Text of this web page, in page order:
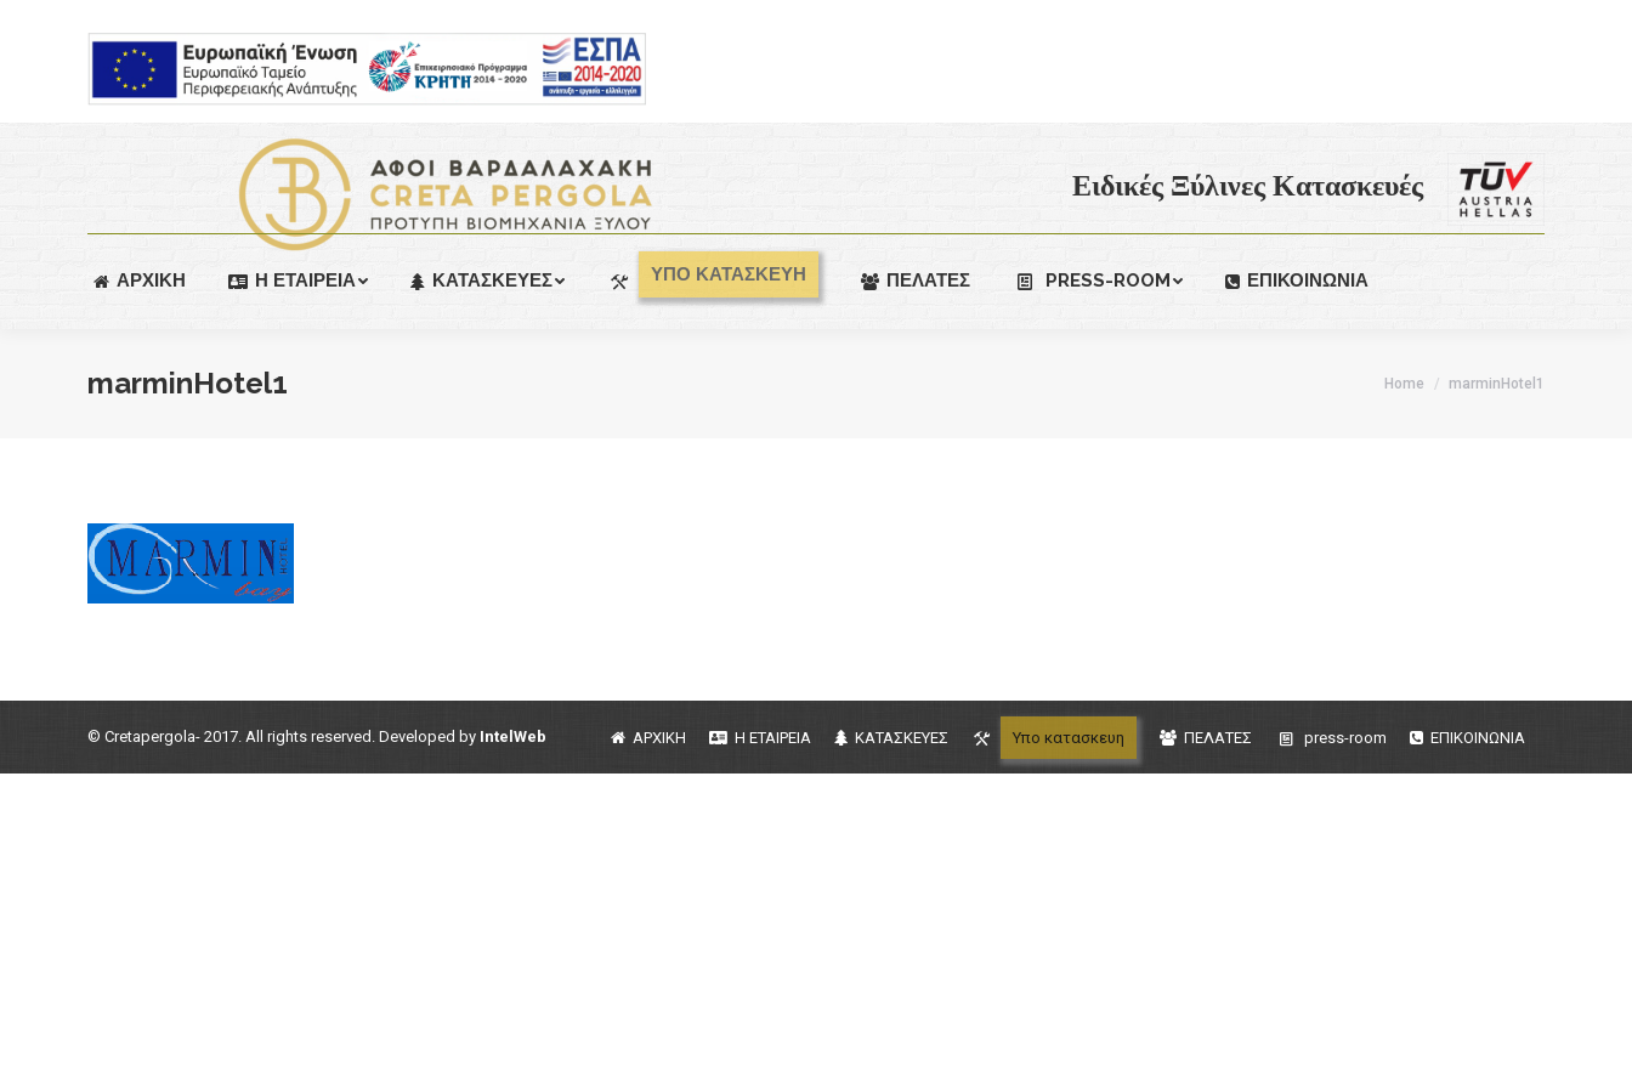
Ειδικές Ξύλινες Κατασκευές
ΑΡΧΙΚΗ Η ΕΤΑΙΡΕΙΑ ΚΑΤΑΣΚΕΥΕΣ ΥΠΟ ΚΑΤΑΣΚΕΥΗ ΠΕΛΑΤΕΣ PRESS-ROOM ΕΠΙΚΟΙΝΩΝΙΑ
marminHotel1 Home marminHotel1
© Cretapergola- 2017. All rights reserved. Developed by IntelWeb ΑΡΧΙΚΗ Η ΕΤΑΙΡΕΙΑ ΚΑΤΑΣΚΕΥΕΣ Υπο κατασκευη ΠΕΛΑΤΕΣ press-room ΕΠΙΚΟΙΝΩΝΙΑ